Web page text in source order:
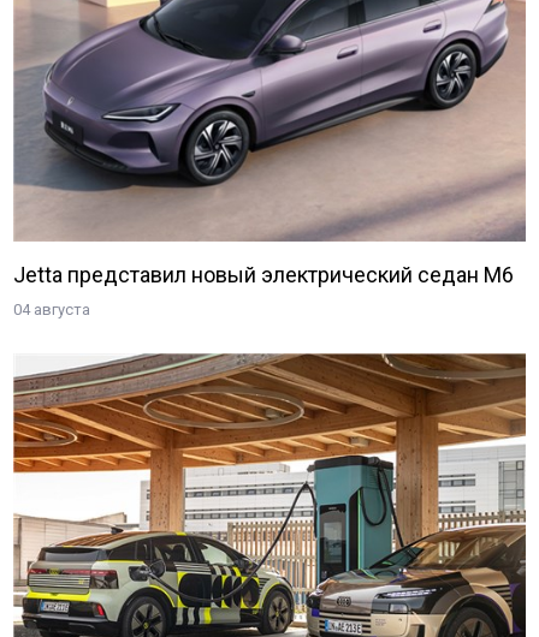
Jetta представил новый электрический седан M6
04 августа